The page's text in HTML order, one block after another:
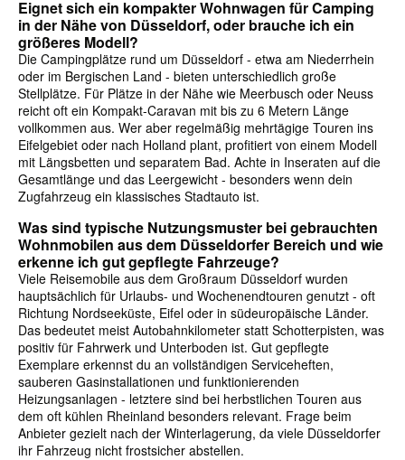
Eignet sich ein kompakter Wohnwagen für Camping
in der Nähe von Düsseldorf, oder brauche ich ein
größeres Modell?
Die Campingplätze rund um Düsseldorf - etwa am Niederrhein
oder im Bergischen Land - bieten unterschiedlich große
Stellplätze. Für Plätze in der Nähe wie Meerbusch oder Neuss
reicht oft ein Kompakt-Caravan mit bis zu 6 Metern Länge
vollkommen aus. Wer aber regelmäßig mehrtägige Touren ins
Eifelgebiet oder nach Holland plant, profitiert von einem Modell
mit Längsbetten und separatem Bad. Achte in Inseraten auf die
Gesamtlänge und das Leergewicht - besonders wenn dein
Zugfahrzeug ein klassisches Stadtauto ist.
Was sind typische Nutzungsmuster bei gebrauchten
Wohnmobilen aus dem Düsseldorfer Bereich und wie
erkenne ich gut gepflegte Fahrzeuge?
Viele Reisemobile aus dem Großraum Düsseldorf wurden
hauptsächlich für Urlaubs- und Wochenendtouren genutzt - oft
Richtung Nordseeküste, Eifel oder in südeuropäische Länder.
Das bedeutet meist Autobahnkilometer statt Schotterpisten, was
positiv für Fahrwerk und Unterboden ist. Gut gepflegte
Exemplare erkennst du an vollständigen Serviceheften,
sauberen Gasinstallationen und funktionierenden
Heizungsanlagen - letztere sind bei herbstlichen Touren aus
dem oft kühlen Rheinland besonders relevant. Frage beim
Anbieter gezielt nach der Winterlagerung, da viele Düsseldorfer
ihr Fahrzeug nicht frostsicher abstellen.